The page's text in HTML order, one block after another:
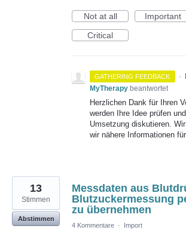
Not at all
Important
Critical
GATHERING FEEDBACK ·
MyTherapy beantwortet
Herzlichen Dank für Ihren
werden Ihre Idee prüfen
Umsetzung diskutieren.
wir nähere Informationen
Messdaten aus
Blutzuckermessung
zu übernehmen
13
Stimmen
Abstimmen
4 Kommentare · Import